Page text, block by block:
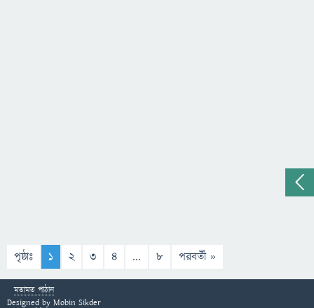
পৃষ্ঠাঃ 1 2 3 4 ... 8 পরবর্তী »
মতামত পাঠান
Designed by Mobin Sikder